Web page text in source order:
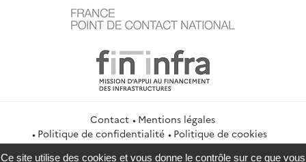
Contact
Mentions légales
Politique de confidentialité
Politique de cookies
Gestion des cookies
Flux RSS
Ce site utilise des cookies et vous donne le contrôle sur ce que vous